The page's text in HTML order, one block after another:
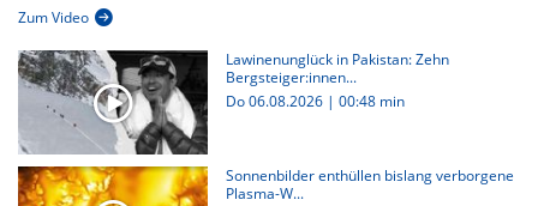
Zum Video
Lawinenunglück in Pakistan: Zehn
Bergsteiger:innen...
Do 06.08.2026 | 00:48 min
Sonnenbilder enthüllen bislang verborgene
Plasma-W...